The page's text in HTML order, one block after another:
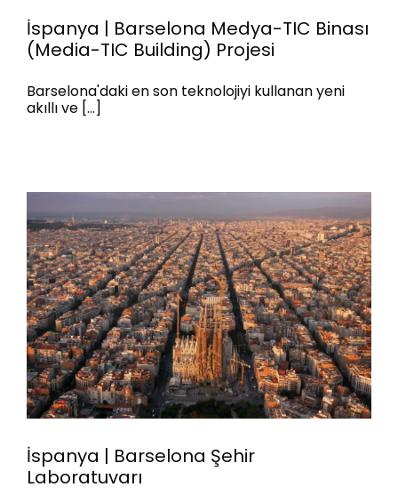
İspanya | Barselona Medya-TIC
Binası (Media-TIC Building)
İspanya | Barselona Medya-TIC Binası
(Media-TIC Building) Projesi
Barselona'daki en son teknolojiyi kullanan yeni
akıllı ve [...]
İspanya | Barselona Şehir
Laboratuvarı